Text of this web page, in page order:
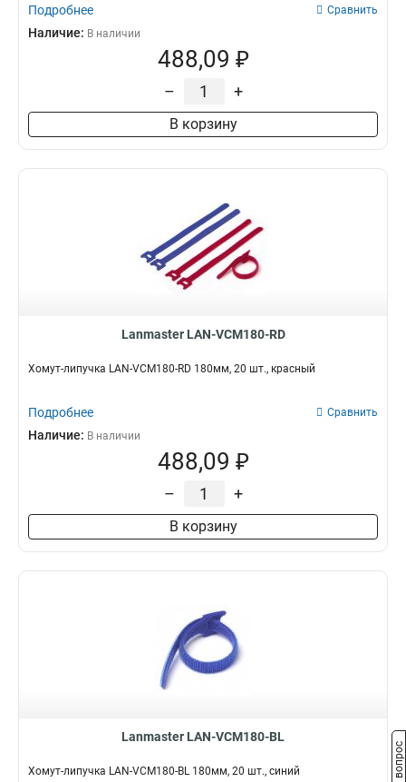
Подробнее Сравнить
Наличие: В наличии
488,09 ₽
– +
В корзину
Lanmaster LAN-VCM180-RD
Хомут-липучка LAN-VCM180-RD 180мм, 20 шт., красный
Подробнее Сравнить
Наличие: В наличии
488,09 ₽
– +
В корзину
Lanmaster LAN-VCM180-BL
Хомут-липучка LAN-VCM180-BL 180мм, 20 шт., синий